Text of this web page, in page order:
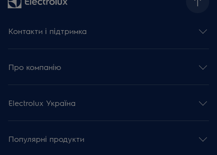
Контакти і підтримка
Про компанію
Electrolux Україна
Популярні продукти